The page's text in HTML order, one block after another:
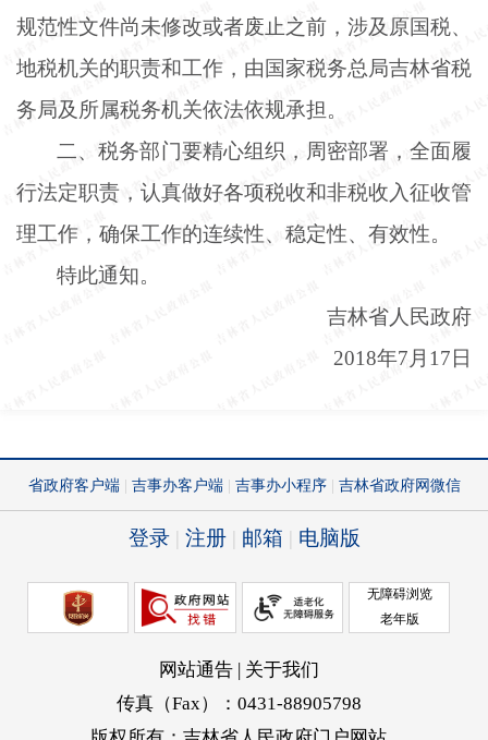
规范性文件尚未修改或者废止之前，涉及原国税、
地税机关的职责和工作，由国家税务总局吉林省税
务局及所属税务机关依法依规承担。
二、税务部门要精心组织，周密部署，全面履
行法定职责，认真做好各项税收和非税收入征收管
理工作，确保工作的连续性、稳定性、有效性。
特此通知。
吉林省人民政府
2018年7月17日